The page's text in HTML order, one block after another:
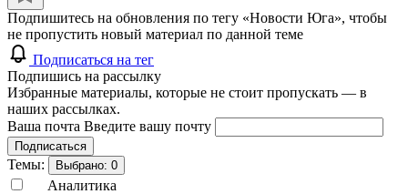
Подпишитесь на обновления по тегу «Новости Юга», чтобы
не пропустить новый материал по данной теме
Подписаться на тег
Подпишись на рассылку
Избранные материалы, которые не стоит пропускать — в
наших рассылках.
Ваша почта Введите вашу почту
Подписаться
Темы: Выбрано: 0
Аналитика